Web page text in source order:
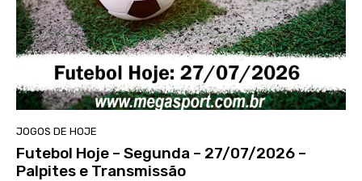
JOGOS DE HOJE
Futebol Hoje – Segunda – 27/07/2026 –
Palpites e Transmissão